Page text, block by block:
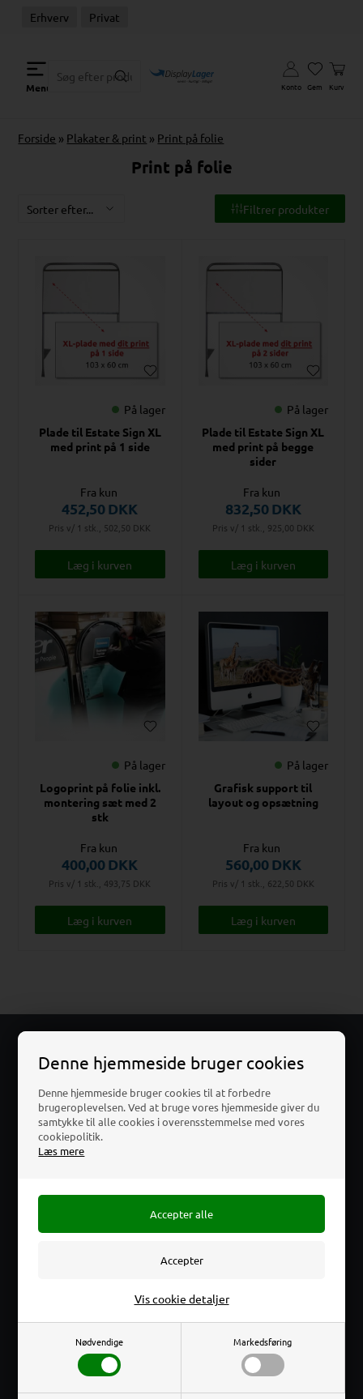
Denne hjemmeside bruger cookies
Denne hjemmeside bruger cookies til at forbedre
brugeroplevelsen. Ved at bruge vores hjemmeside giver du
samtykke til alle cookies i overensstemmelse med vores
cookiepolitik.
Læs mere
Nødvendige Markedsføring
Vis cookie detaljer
Erhverv Privat
Menu Konto Gem Kurv
Forside » Plakater & print » Print på folie
Print på folie
Filtrer produkter
På lager
Plade til Estate Sign XL
med print på 1 side
Fra kun
452,50DKK
Pris v/ 1 stk., 502,50 DKK
På lager
Plade til Estate Sign XL
med print på begge
sider
Fra kun
832,50DKK
Pris v/ 1 stk., 925,00 DKK
På lager
Logoprint på folie inkl.
montering sæt med 2
stk
Fra kun
400,00DKK
Pris v/ 1 stk., 493,75 DKK
På lager
Grafisk support til
layout og opsætning
Fra kun
560,00DKK
Pris v/ 1 stk., 622,50 DKK
FRI
FRAGT
Ved køb over 800 kr. ex .moms
DAG TIL DAG
LEVERING
UBEGRÆNSET
RETURRET
ALTID BILLIGST
Finder du varen billigere et andet sted,
Erhverv
Priser ekskl. moms
Privat
Priser inkl. moms